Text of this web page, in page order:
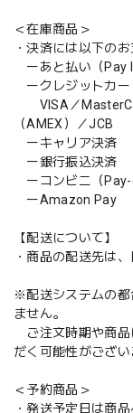
＜在庫商品＞
・決済には以下の
ーあと払い（Pay
ークレジットカー
VISA／
（AMEX）／JCB
ーキャリア決済
ー銀行振込決済
ーコンビニ（
ーAmazon Pay
【配送について】
・商品の配送先は
※配送システムの都
ません。
ご注文時期や商品
だく可能性がござい
＜予約商品＞
・発送予定日は商